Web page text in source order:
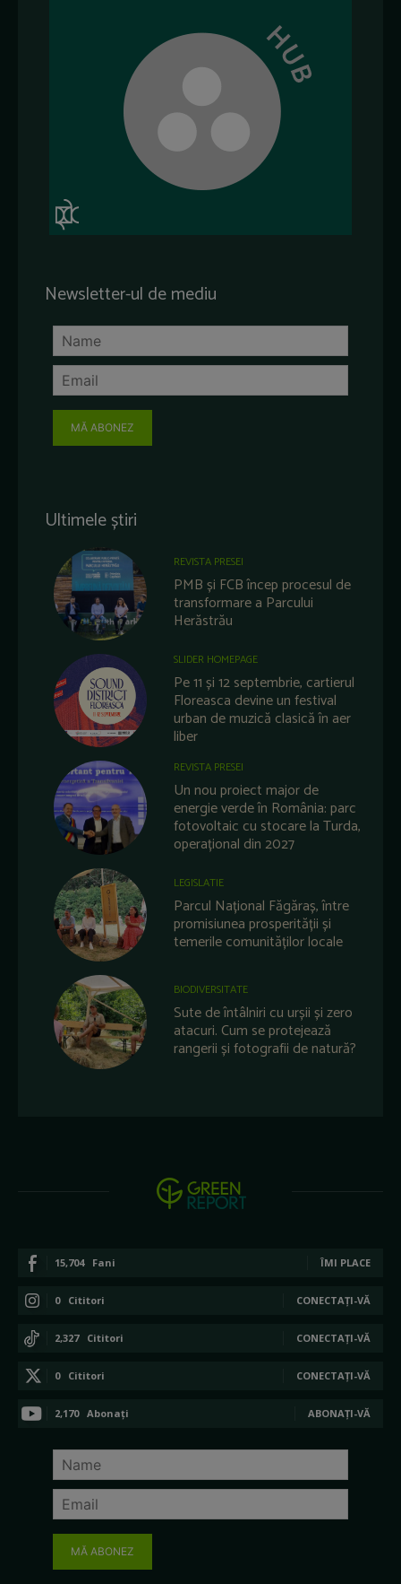
Newsletter-ul de mediu
MĂ ABONEZ
Ultimele știri
REVISTA PRESEI
PMB și FCB încep procesul de
transformare a Parcului
Herăstrău
SLIDER HOMEPAGE
Pe 11 și 12 septembrie, cartierul
Floreasca devine un festival
urban de muzică clasică în aer
liber
REVISTA PRESEI
Un nou proiect major de
energie verde în România: parc
fotovoltaic cu stocare la Turda,
operațional din 2027
LEGISLATIE
Parcul Național Făgăraș, între
promisiunea prosperității și
temerile comunităților locale
BIODIVERSITATE
Sute de întâlniri cu urșii și zero
atacuri. Cum se protejează
rangerii și fotografii de natură?
15,704 Fani ÎMI PLACE
0 Cititori CONECTAȚI-VĂ
2,327 Cititori CONECTAȚI-VĂ
0 Cititori CONECTAȚI-VĂ
2,170 Abonați ABONAȚI-VĂ
MĂ ABONEZ